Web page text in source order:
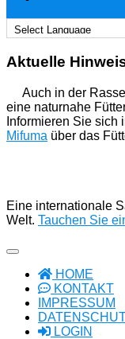
Aktuelle
Auch in der
eine naturnahe
Informieren Sie sich
Mifuma über das
Eine internationale
Welt. Tauchen Sie
HOME
KONTAKT
IMPRESSUM
LOGIN